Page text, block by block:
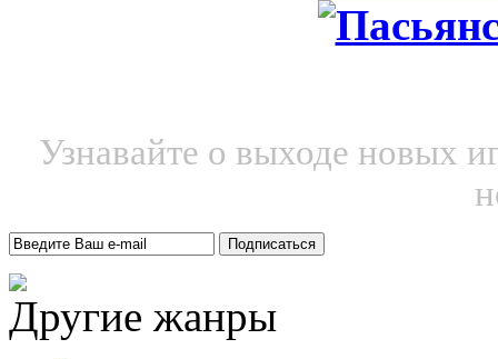
Узнавайте о выходе новых
Другие жанры